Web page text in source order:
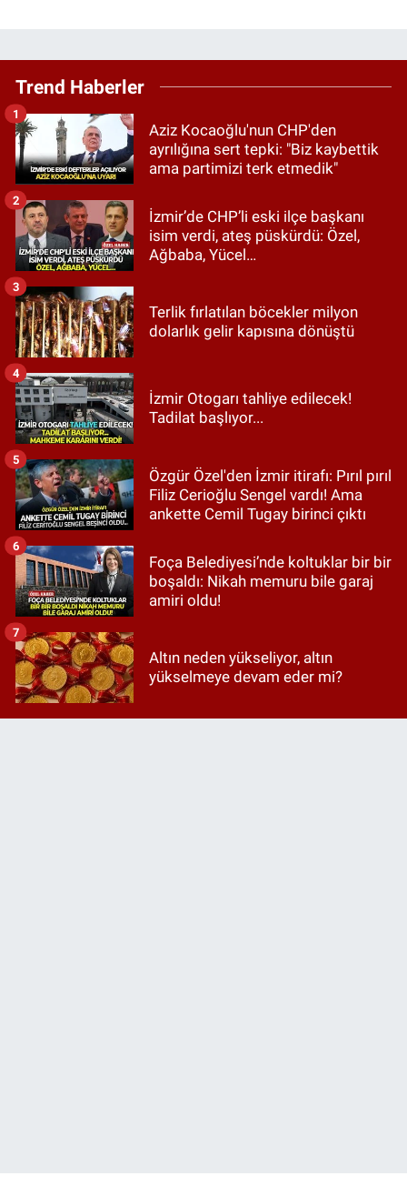
Trend Haberler
Aziz Kocaoğlu'nun CHP'den
ayrılığına sert tepki: "Biz kaybettik
ama partimizi terk etmedik"
1
İzmir’de CHP’li eski ilçe başkanı
isim verdi, ateş püskürdü: Özel,
Ağbaba, Yücel…
2
Terlik fırlatılan böcekler milyon
dolarlık gelir kapısına dönüştü
3
İzmir Otogarı tahliye edilecek!
Tadilat başlıyor...
4
Özgür Özel'den İzmir itirafı: Pırıl pırıl
Filiz Cerioğlu Sengel vardı! Ama
ankette Cemil Tugay birinci çıktı
5
Foça Belediyesi’nde koltuklar bir bir
boşaldı: Nikah memuru bile garaj
amiri oldu!
6
Altın neden yükseliyor, altın
yükselmeye devam eder mi?
7